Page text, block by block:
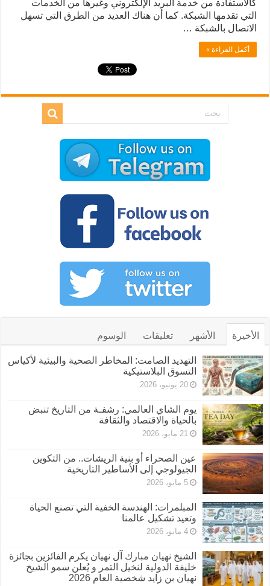
كالاستفادة من خدمة البريد الإلكتروني وغيرها من الخدمات
التي تقدمها الشبكة. كما أن هناك العديد من الطرق التي تسهل
الاتصال بالشبكة …
أكمل القراءة »
الأخيرة الأشهر تعليقات الوسوم
التهديد الصامت: المخاطر الصحية والبيئية لأكياس
التسوق البلاستيكية
20 يونيو، 2026
يوم الشاي العالمي: رشفـة من التاريخ تنبض
بالحياة والاقتصاد والثقافة
21 مايو، 2026
عين الصحراء أو بنية الريشات.. من التكوين
الجيولوجي إلى الأساطير التاريخية
5 مايو، 2026
المبلمرات: الهندسة الخفية التي تصنع الحياة
وتعيد تشكيل عالمنا
4 مايو، 2026
الشيخ نهيان مبارك آل نهيان يكرم الفائزين بجائزة
خليفة الدولية لنخيل التمر و يُعلن سمو الشيخ
نهيان بن زايد شخصية العام 2026